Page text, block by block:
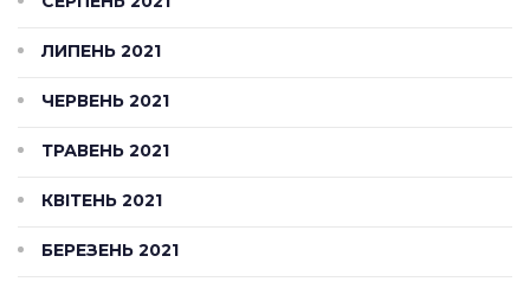
ЛИПЕНЬ 2021
ЧЕРВЕНЬ 2021
ТРАВЕНЬ 2021
КВІТЕНЬ 2021
БЕРЕЗЕНЬ 2021